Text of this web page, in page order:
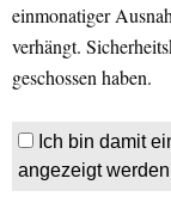
einmonatiger
verhängt.
geschossen haben.
Ich bin damit
angezeigt